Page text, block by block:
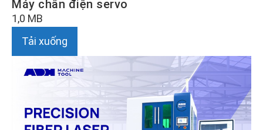
Máy chấn điện servo
1,0 MB
Tải xuống